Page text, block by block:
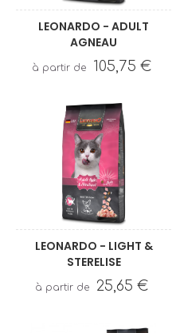
LEONARDO - ADULT
AGNEAU
105,75 €
LEONARDO - LIGHT &
STERELISE
25,65 €